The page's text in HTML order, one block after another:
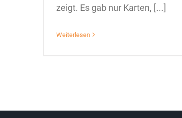
zeigt. Es gab nur Karten, [...]
Weiterlesen